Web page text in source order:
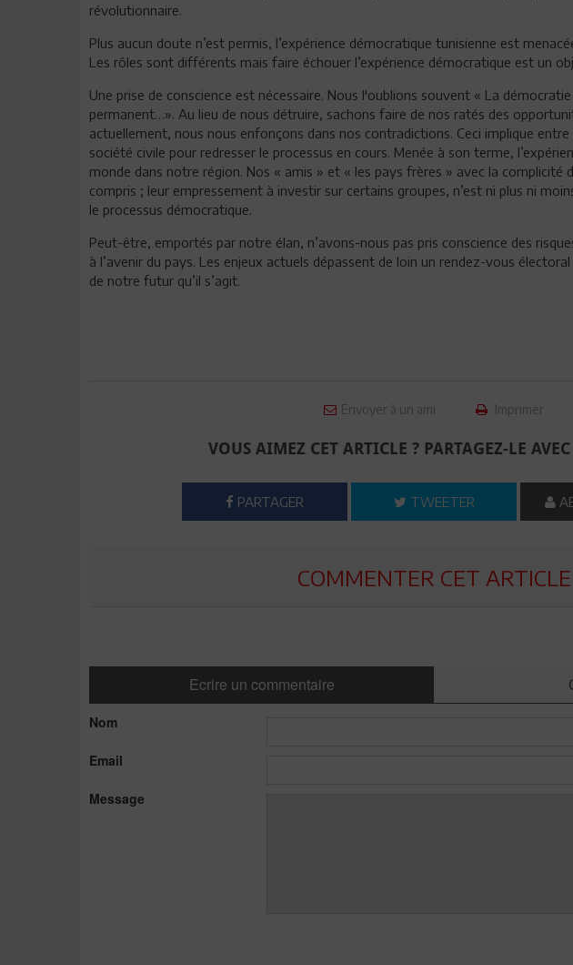
révolutionnaire.
Plus aucun doute n’est permis, l’expérience démocratique tunisienne est
Les rôles sont différents mais faire échouer l’expérience démocratique est un
Une prise de conscience est nécessaire. Nous l'oublions souvent « La
permanent…». Au lieu de nous détruire, sachons faire de nos ratés des
actuellement, nous nous enfonçons dans nos contradictions. Ceci implique
société civile pour redresser le processus en cours. Menée à son terme,
monde dans notre région. Nos « amis » et « les pays frères » avec la complicité
compris ; leur empressement à investir sur certains groupes, n’est ni plus ni
le processus démocratique.
Peut-être, emportés par notre élan, n’avons-nous pas pris conscience des
à l’avenir du pays. Les enjeux actuels dépassent de loin un rendez-vous
de notre futur qu’il s’agit.
Envoyer à un ami Imprimer
VOUS AIMEZ CET ARTICLE ? PARTAGEZ-LE
PARTAGER TWEETER
COMMENTER CET ARTICLE
Ecrire un commentaire
Nom
Email
Message